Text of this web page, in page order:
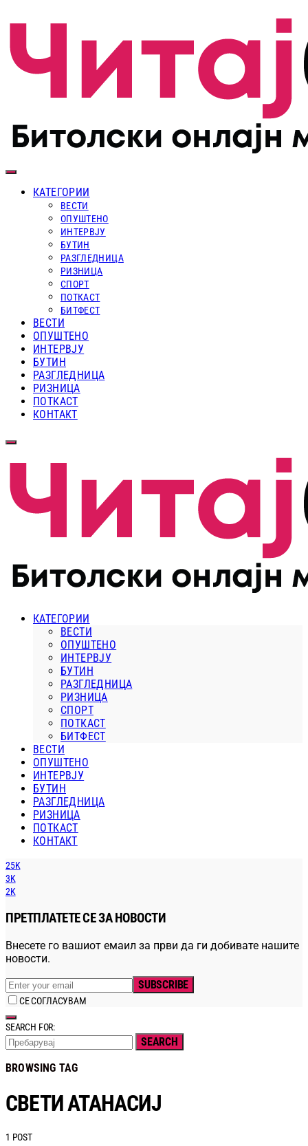
КАТЕГОРИИ
ВЕСТИ
ОПУШТЕНО
ИНТЕРВЈУ
БУТИН
РАЗГЛЕДНИЦА
РИЗНИЦА
СПОРТ
ПОТКАСТ
БИТФЕСТ
ВЕСТИ
ОПУШТЕНО
ИНТЕРВЈУ
БУТИН
РАЗГЛЕДНИЦА
РИЗНИЦА
ПОТКАСТ
КОНТАКТ
КАТЕГОРИИ
ВЕСТИ
ОПУШТЕНО
ИНТЕРВЈУ
БУТИН
РАЗГЛЕДНИЦА
РИЗНИЦА
СПОРТ
ПОТКАСТ
БИТФЕСТ
ВЕСТИ
ОПУШТЕНО
ИНТЕРВЈУ
БУТИН
РАЗГЛЕДНИЦА
РИЗНИЦА
ПОТКАСТ
КОНТАКТ
25K
3K
2K
ПРЕТПЛАТЕТЕ СЕ ЗА НОВОСТИ
Внесете го вашиот емаил за први да ги добивате нашите
новости.
SUBSCRIBE
СЕ СОГЛАСУВАМ
SEARCH FOR:
SEARCH
BROWSING TAG
СВЕТИ АТАНАСИЈ
1 POST